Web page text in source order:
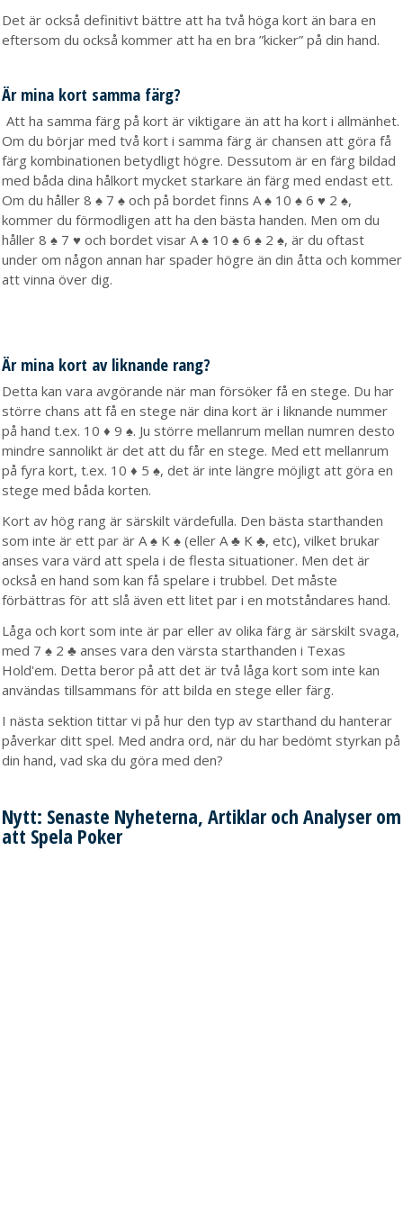
Det är också definitivt bättre att ha två höga kort än bara en
eftersom du också kommer att ha en bra ”kicker” på din hand.
Är mina kort samma färg?
Att ha samma färg på kort är viktigare än att ha kort i allmänhet.
Om du börjar med två kort i samma färg är chansen att göra få
färg kombinationen betydligt högre. Dessutom är en färg bildad
med båda dina hålkort mycket starkare än färg med endast ett.
Om du håller 8 ♠ 7 ♠ och på bordet finns A ♠ 10 ♠ 6 ♥ 2 ♠,
kommer du förmodligen att ha den bästa handen. Men om du
håller 8 ♠ 7 ♥ och bordet visar A ♠ 10 ♠ 6 ♠ 2 ♠, är du oftast
under om någon annan har spader högre än din åtta och kommer
att vinna över dig.
Är mina kort av liknande rang?
Detta kan vara avgörande när man försöker få en stege. Du har
större chans att få en stege när dina kort är i liknande nummer
på hand t.ex. 10 ♦ 9 ♠. Ju större mellanrum mellan numren desto
mindre sannolikt är det att du får en stege. Med ett mellanrum
på fyra kort, t.ex. 10 ♦ 5 ♠, det är inte längre möjligt att göra en
stege med båda korten.
Kort av hög rang är särskilt värdefulla. Den bästa starthanden
som inte är ett par är A ♠ K ♠ (eller A ♣ K ♣, etc), vilket brukar
anses vara värd att spela i de flesta situationer. Men det är
också en hand som kan få spelare i trubbel. Det måste
förbättras för att slå även ett litet par i en motståndares hand.
Låga och kort som inte är par eller av olika färg är särskilt svaga,
med 7 ♠ 2 ♣ anses vara den värsta starthanden i Texas
Hold'em. Detta beror på att det är två låga kort som inte kan
användas tillsammans för att bilda en stege eller färg.
I nästa sektion tittar vi på hur den typ av starthand du hanterar
påverkar ditt spel. Med andra ord, när du har bedömt styrkan på
din hand, vad ska du göra med den?
Nytt: Senaste Nyheterna, Artiklar och Analyser om
att Spela Poker